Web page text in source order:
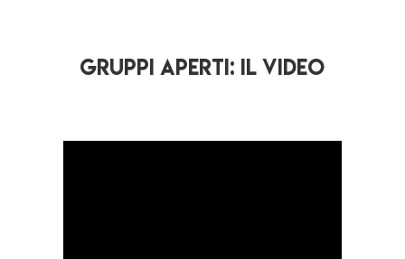
Gruppi Aperti: il video